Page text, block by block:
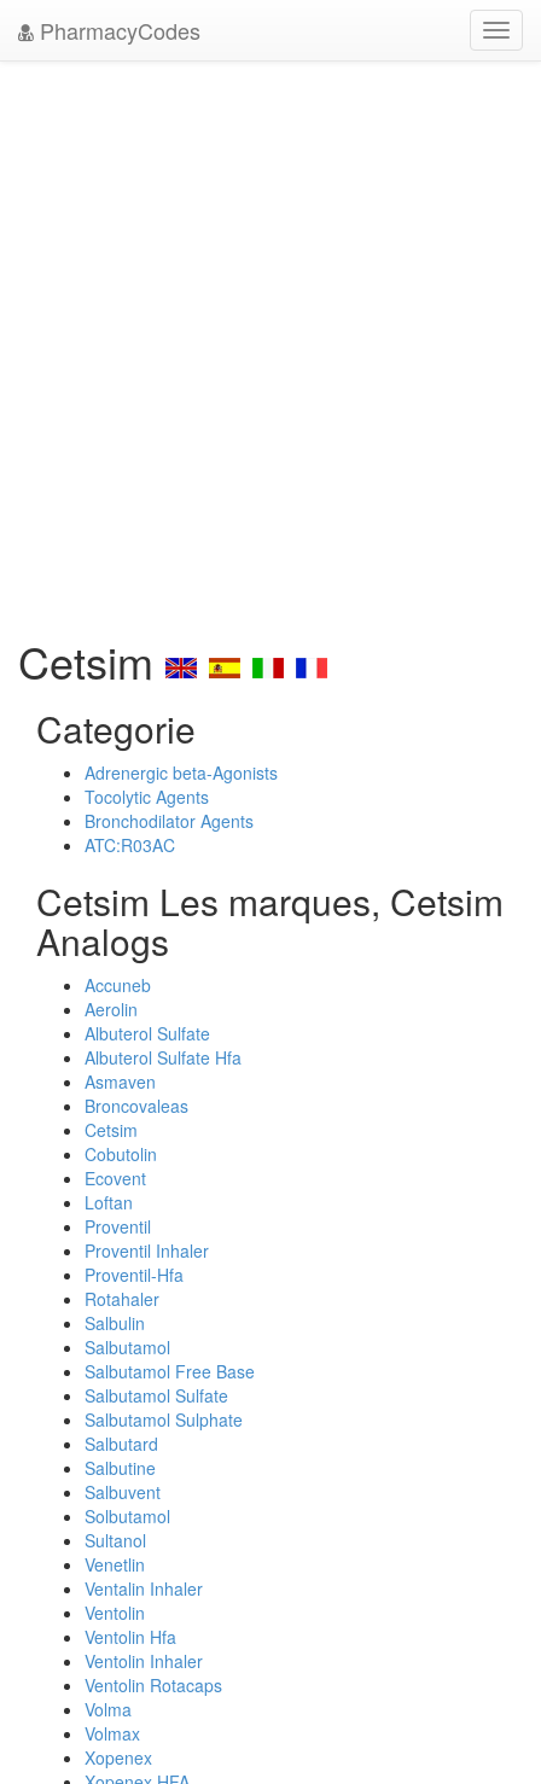
PharmacyCodes
Cetsim
Categorie
Adrenergic beta-Agonists
Tocolytic Agents
Bronchodilator Agents
ATC:R03AC
Cetsim Les marques, Cetsim
Analogs
Accuneb
Aerolin
Albuterol Sulfate
Albuterol Sulfate Hfa
Asmaven
Broncovaleas
Cetsim
Cobutolin
Ecovent
Loftan
Proventil
Proventil Inhaler
Proventil-Hfa
Rotahaler
Salbulin
Salbutamol
Salbutamol Free Base
Salbutamol Sulfate
Salbutamol Sulphate
Salbutard
Salbutine
Salbuvent
Solbutamol
Sultanol
Venetlin
Ventalin Inhaler
Ventolin
Ventolin Hfa
Ventolin Inhaler
Ventolin Rotacaps
Volma
Volmax
Xopenex